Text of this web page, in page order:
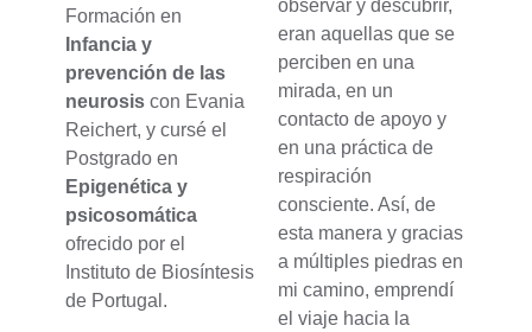
Formación en
Infancia y
prevención de las
neurosiscon Evania
Reichert, y cursé el
Postgrado en
Epigenética y
psicosomática
ofrecido por el
Instituto de Biosíntesis
de Portugal.
observar y descubrir,
eran aquellas que se
perciben en una
mirada, en un
contacto de apoyo y
en una práctica de
respiración
consciente. Así, de
esta manera y gracias
a múltiples piedras en
mi camino, emprendí
el viaje hacia la